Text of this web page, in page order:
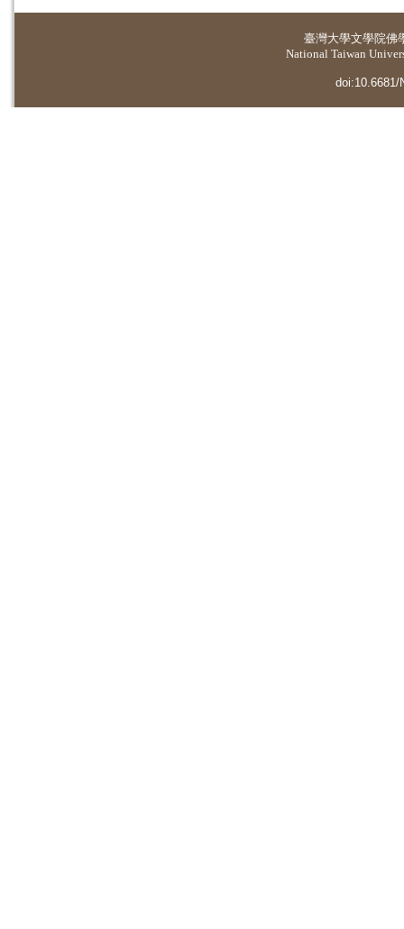
臺灣大學文學院佛
National Taiwan
doi:10.6681/